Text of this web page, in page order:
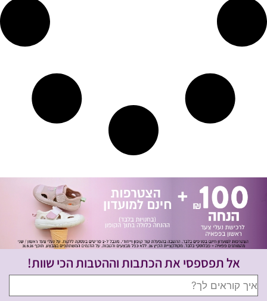
אל תפספסי את הכתבות וההטבות הכי שוות!